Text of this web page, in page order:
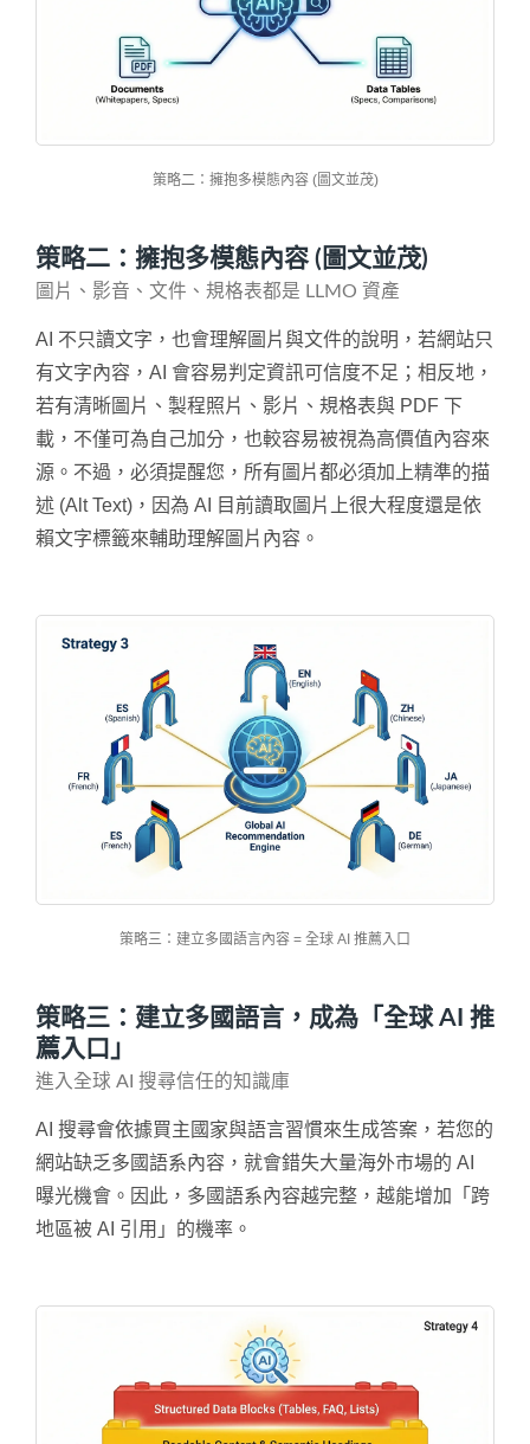
策略二：擁抱多模態內容 (圖文並茂)
策略二：擁抱多模態內容 (圖文並茂)
圖片、影音、文件、規格表都是 LLMO 資產
AI 不只讀文字，也會理解圖片與文件的說明，若網站只
有文字內容，AI 會容易判定資訊可信度不足；相反地，
若有清晰圖片、製程照片、影片、規格表與 PDF 下
載，不僅可為自己加分，也較容易被視為高價值內容來
源。不過，必須提醒您，所有圖片都必須加上精準的描
述 (Alt Text)，因為 AI 目前讀取圖片上很大程度還是依
賴文字標籤來輔助理解圖片內容。
策略三：建立多國語言內容 = 全球 AI 推薦入口
策略三：建立多國語言，成為「全球 AI 推
薦入口」
進入全球 AI 搜尋信任的知識庫
AI 搜尋會依據買主國家與語言習慣來生成答案，若您的
網站缺乏多國語系內容，就會錯失大量海外市場的 AI
曝光機會。因此，多國語系內容越完整，越能增加「跨
地區被 AI 引用」的機率。